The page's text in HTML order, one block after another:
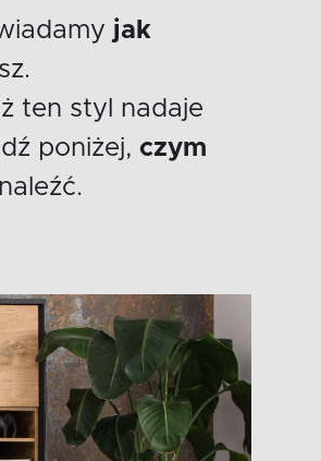
jak
ten styl nadaje
poniżej, czym